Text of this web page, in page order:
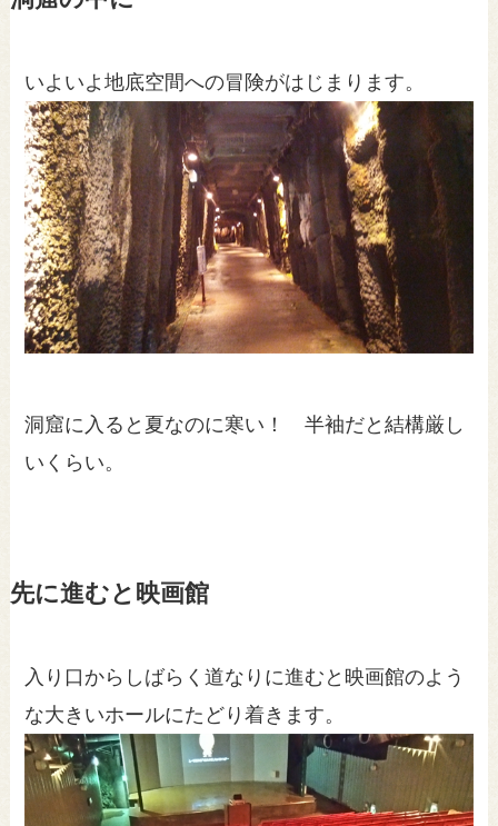
いよいよ地底空間への冒険がはじまります。
洞窟に入ると夏なのに寒い！ 半袖だと結構厳し
いくらい。
先に進むと映画館
入り口からしばらく道なりに進むと映画館のよう
な大きいホールにたどり着きます。